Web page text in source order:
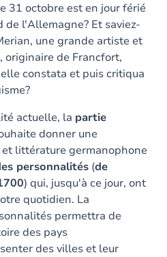
31 octobre est en jour férié
de l'Allemagne? Et saviez-
une grande artiste et
originaire de Francfort,
constata et puis critiqua
actuelle, la partie
donner une
littérature germanophone
personnalités (de
) qui, jusqu'à ce jour, ont
quotidien. La
permettra de
des pays
des villes et leur